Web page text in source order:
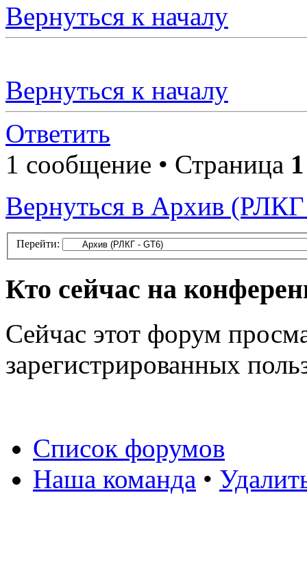
Вернуться к началу
Вернуться к началу
Ответить
1 сообщение • Страница 1
Вернуться в Архив
Перейти:
Кто сейчас на
Сейчас этот форум
зарегистрированных
Список форумов
Наша команда •